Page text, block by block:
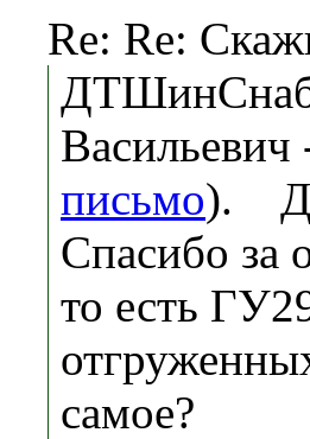
Re: Re:
Васильевич
письмо).
Спасибо за
то есть
самое?